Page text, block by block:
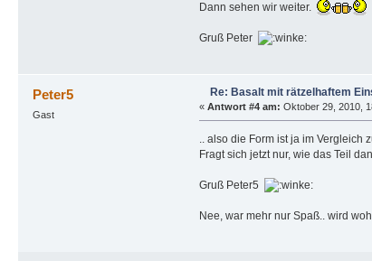
Dann sehen wir weiter.
Gruß Peter
Peter5
Gast
Re: Basalt mit rätzelhaftem
« Antwort #4 am: Oktober 29, 2010,
.. also die Form ist ja im Vergleich
Fragt sich jetzt nur, wie das Teil
Gruß Peter5
Nee, war mehr nur Spaß.. wird